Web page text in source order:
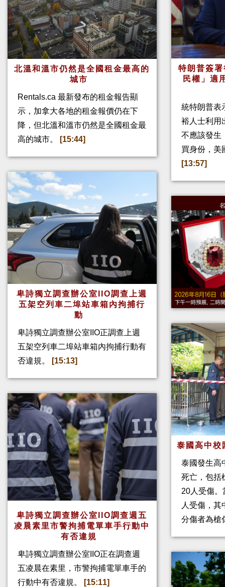
北溫和溫市仍然是全國租金最高的
城市
Rentals.ca 最新發布的租金報告顯
示，加拿大各地的租金報價仍在下
降，但北溫和溫市仍然是全國租金最
高的城市。
[15:44]
卑詩獨立調查辦公室IIO調查上週
五架空列車二埠站車箱內拘捕行
動
卑詩獨立調查辦公室IIO正調查上週
五架空列車二埠站車箱內拘捕行動有
否違規。
[15:13]
卑詩獨立調查辦公室IIO調查週五
凌晨素里市警拘捕電單車手行動中
有否違規
卑詩獨立調查辦公室IIO正在調查週
五凌晨在素里，市警拘捕電單車手的
行動中有否違規。
[15:11]
特朗普簽
民權」適
統特朗普表
裕人士利用
不應該發生
買身份，美
[13:57]
泰國高中
泰國發生高
死亡，包括
20人受傷
人受傷，其
分傷者為槍